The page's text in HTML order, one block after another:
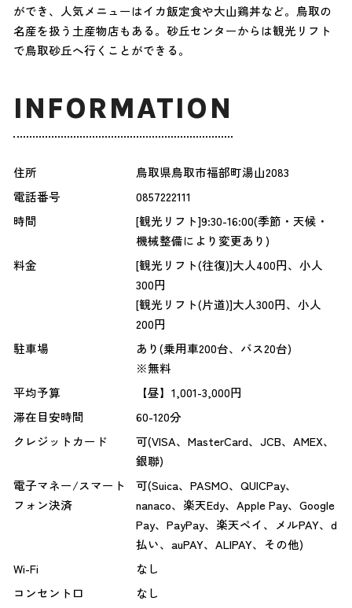
ができ、人気メニューはイカ飯定食や大山鶏丼など。鳥取の
名産を扱う土産物店もある。砂丘センターからは観光リフト
で鳥取砂丘へ行くことができる。
INFORMATION
住所
鳥取県鳥取市福部町湯山2083
電話番号
0857222111
時間
[観光リフト]9:30-16:00(季節・天候・
機械整備により変更あり)
料金
[観光リフト(往復)]大人400円、小人
300円
[観光リフト(片道)]大人300円、小人
200円
駐車場
あり(乗用車200台、バス20台)
※無料
平均予算
【昼】1,001-3,000円
滞在目安時間
60-120分
クレジットカード
可(VISA、MasterCard、JCB、AMEX、
銀聯)
電子マネー/スマート
フォン決済
可(Suica、PASMO、QUICPay、
nanaco、楽天Edy、Apple Pay、Google
Pay、PayPay、楽天ペイ、メルPAY、d
払い、auPAY、ALIPAY、その他)
Wi-Fi
なし
コンセント口
なし